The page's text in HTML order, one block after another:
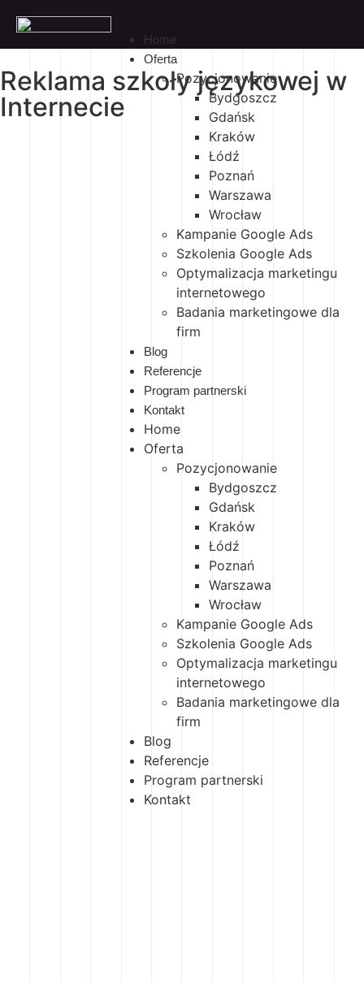
Home
Oferta
Pozycjonowanie
Bydgoszcz
Gdańsk
Kraków
Łódź
Poznań
Warszawa
Wrocław
Kampanie Google Ads
Szkolenia Google Ads
Optymalizacja marketingu
internetowego
Badania marketingowe dla
firm
Blog
Referencje
Program partnerski
Kontakt
Home
Oferta
Pozycjonowanie
Bydgoszcz
Gdańsk
Kraków
Łódź
Poznań
Warszawa
Wrocław
Kampanie Google Ads
Szkolenia Google Ads
Optymalizacja marketingu
internetowego
Badania marketingowe dla
firm
Blog
Referencje
Program partnerski
Kontakt
Reklama szkoły językowej w
Internecie